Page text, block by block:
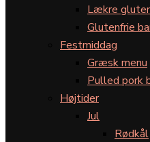
Lækre
Glutenfrie
Festmiddag
Græsk menu
Pulled pork
Højtider
Jul
Rødkål